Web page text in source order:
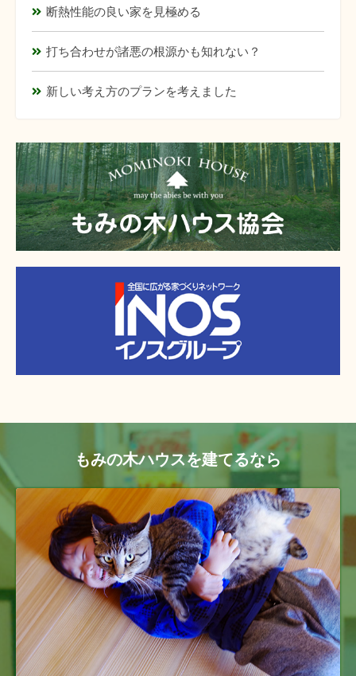
断熱性能の良い家を見極める
打ち合わせが諸悪の根源かも知れない？
新しい考え方のプランを考えました
もみの木ハウスを建てるなら